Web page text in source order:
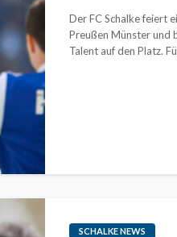
Der FC Schalke feiert
Preußen Münster und
Talent auf den Platz.
SCHALKE NEWS